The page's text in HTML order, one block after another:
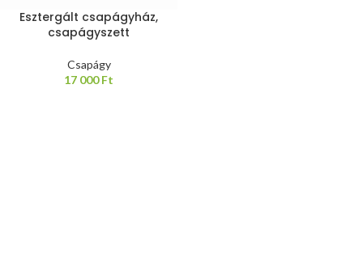
Esztergált csapágyház,
csapágyszett
Csapágy
17 000Ft